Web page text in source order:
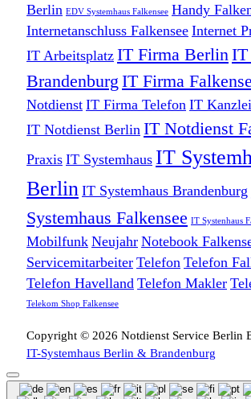
Berlin EDV Systemhaus Falkensee Handy
Internetanschluss Falkensee Internet
IT Arbeitsplatz IT Firma Berlin IT
Brandenburg IT Firma
Notdienst IT Firma Telefon IT Kanzlei
IT Notdienst Berlin IT Notdienst
Praxis IT Systemhaus IT
Berlin IT Systemhaus Brandenburg
Systemhaus Falkensee IT Systenhaus
Mobilfunk Neujahr Notebook
Servicemitarbeiter Telefon Telefon
Telefon Havelland Telefon Makler
Telekom Shop Falkensee
Copyright © 2026 Notdienst Service Berlin
IT-Systemhaus Berlin & Brandenburg